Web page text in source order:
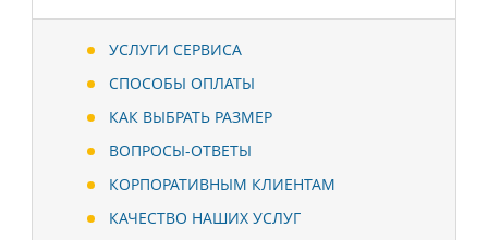
УСЛУГИ СЕРВИСА
СПОСОБЫ ОПЛАТЫ
КАК ВЫБРАТЬ РАЗМЕР
ВОПРОСЫ-ОТВЕТЫ
КОРПОРАТИВНЫМ КЛИЕНТАМ
КАЧЕСТВО НАШИХ УСЛУГ